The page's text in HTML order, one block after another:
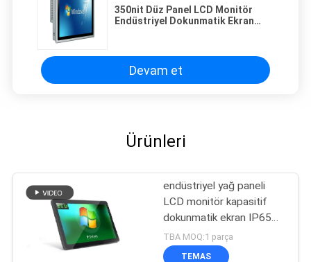
350nit Düz Panel LCD Monitör
Endüstriyel Dokunmatik Ekran
Devam et
Ürünleri
endüstriyel yağ paneli
LCD monitör kapasitif
dokunmatik ekran IP65
ön
TBA MOQ:1 parça
TEMAS